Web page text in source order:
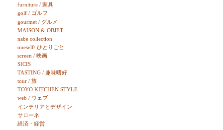
furniture / 家具
golf / ゴルフ
gourmet / グルメ
MAISON & OBJET
nabe collection
oneself/ ひとりごと
screen / 映画
SICIS
TASTING / 趣味嗜好
tour / 旅
TOYO KITCHEN STYLE
web / ウェブ
インテリアとデザイン
サローネ
経済・経営